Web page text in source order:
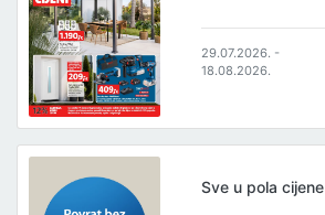
29.07.2026. -
18.08.2026.
Sve u pola cijene